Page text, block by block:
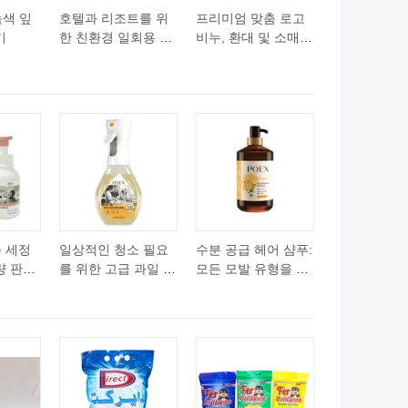
잎
호텔과 리조트를 위
한 친환경 일회용 비
프리미엄 맞춤 로고
비누, 환대 및 소매
세정
판매
일상적인 청소 필요
를 위한 고급 과일 향
수분 공급 헤어 샴푸:
모든 모발 유형을 위